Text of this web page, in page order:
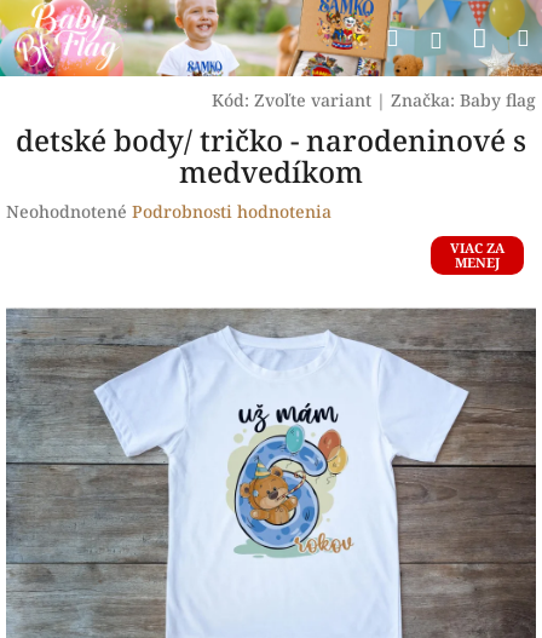
Prejsť
na
obsah
Hľadať
Kód: Zvoľte variant | Značka: Baby flag
detské body/ tričko - narodeninové s
medvedíkom
Priemerné
0,0
z
5
hviezdičiek.
Neohodnotené Podrobnosti hodnotenia
VIAC ZA
MENEJ